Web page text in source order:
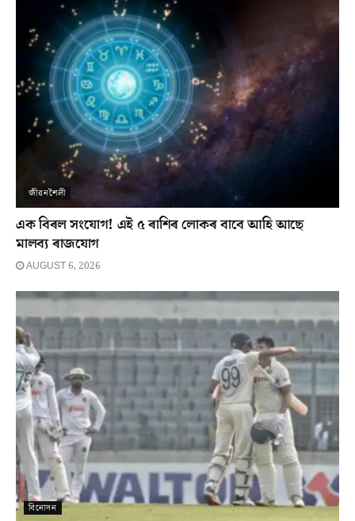
জীৱনশৈলী
এক বিৰল সংযোগ! এই ৫ ৰাশিৰ লোকৰ বাবে আহি আছে
মালব্য ৰাজযোগ
AUGUST 6, 2026
বিনোদন